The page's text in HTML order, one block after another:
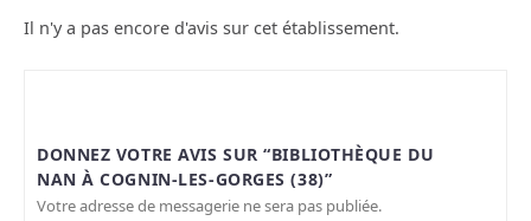
Il n'y a pas encore d'avis sur cet établissement.
DONNEZ VOTRE AVIS SUR “BIBLIOTHÈQUE DU
NAN À COGNIN-LES-GORGES (38)”
Votre adresse de messagerie ne sera pas publiée.